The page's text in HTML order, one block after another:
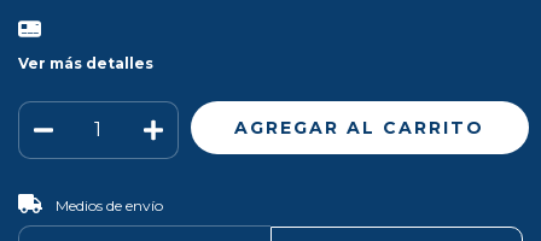
Ver más detalles
Entregas para el CP:
Medios de envío